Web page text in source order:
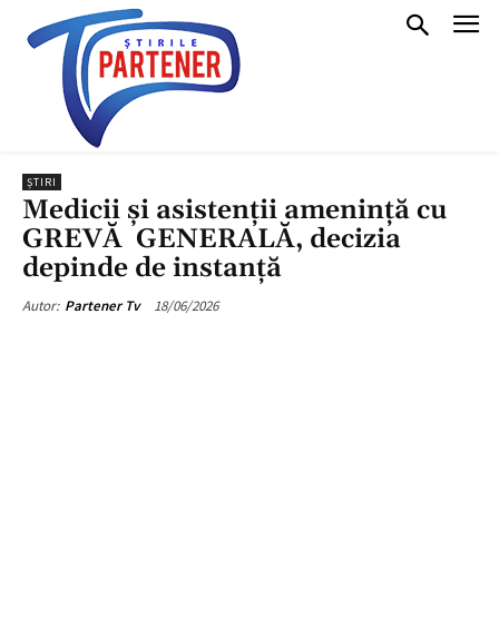
ȘTIRI
Medicii și asistenții amenință cu
GREVĂ GENERALĂ, decizia
depinde de instanță
Autor: Partener Tv 18/06/2026